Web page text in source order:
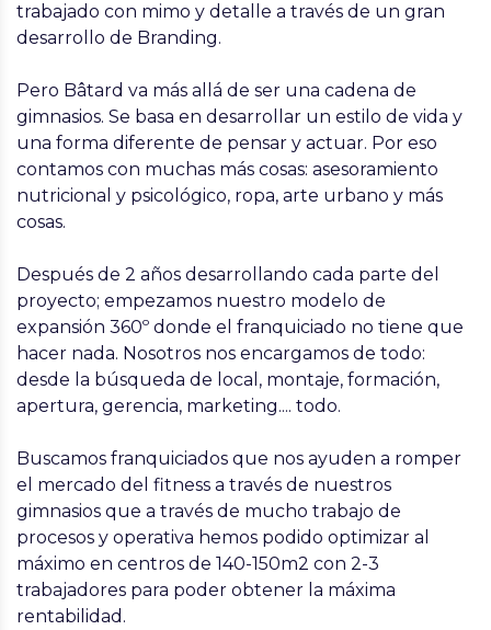
trabajado con mimo y detalle a través de un gran
desarrollo de Branding.
Pero Bâtard va más allá de ser una cadena de
gimnasios. Se basa en desarrollar un estilo de vida y
una forma diferente de pensar y actuar. Por eso
contamos con muchas más cosas: asesoramiento
nutricional y psicológico, ropa, arte urbano y más
cosas.
Después de 2 años desarrollando cada parte del
proyecto; empezamos nuestro modelo de
expansión 360º donde el franquiciado no tiene que
hacer nada. Nosotros nos encargamos de todo:
desde la búsqueda de local, montaje, formación,
apertura, gerencia, marketing.... todo.
Buscamos franquiciados que nos ayuden a romper
el mercado del fitness a través de nuestros
gimnasios que a través de mucho trabajo de
procesos y operativa hemos podido optimizar al
máximo en centros de 140-150m2 con 2-3
trabajadores para poder obtener la máxima
rentabilidad.